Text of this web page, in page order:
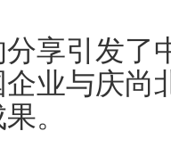
享引发了
业与庆尚
。